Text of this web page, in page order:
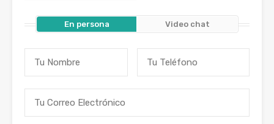
En persona Video chat